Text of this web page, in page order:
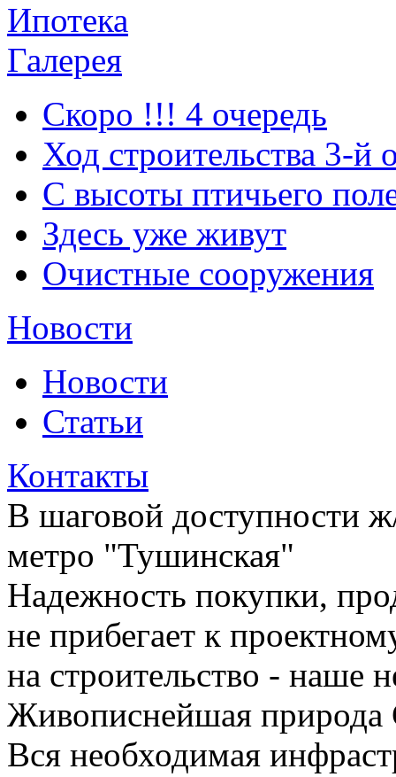
Ипотека
Галерея
Скоро !!! 4 очередь
Ход строительства 3-й
С высоты птичьего
Здесь уже живут
Очистные сооружения
Новости
Новости
Статьи
Контакты
В шаговой доступности
метро "Тушинская"
Надежность покупки,
не прибегает к
на строительство - наше
Живописнейшая природа
Вся необходимая